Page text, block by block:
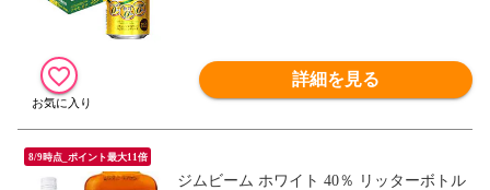
詳細を見る
8/9時点_ポイント最大11倍
ジムビーム ホワイト 40％ リッターボトル